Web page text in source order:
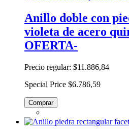
Anillo doble con
violeta de acero
OFERTA-
Precio regular: $11.886,84
Special Price $6.786,59
Comprar